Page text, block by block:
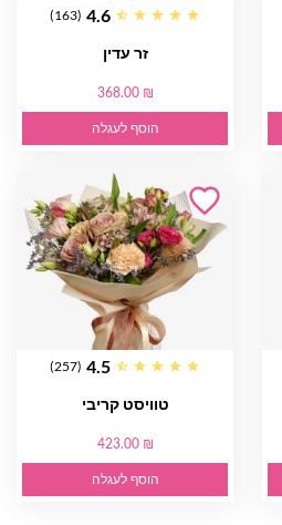
4.6
(163)
זר עדין
368.00 ₪
הוסף לעגלה
4.5
(257)
טוויסט קריבי
423.00 ₪
הוסף לעגלה